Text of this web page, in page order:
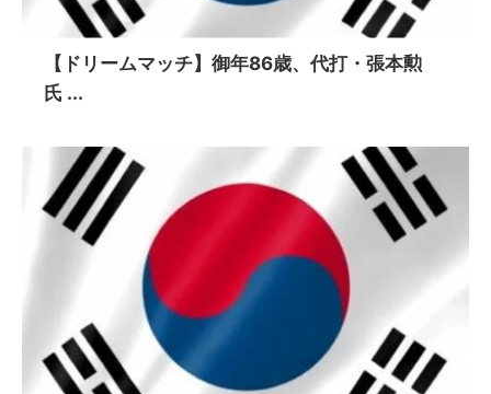
【ドリームマッチ】御年86歳、代打・張本勲
氏 ...